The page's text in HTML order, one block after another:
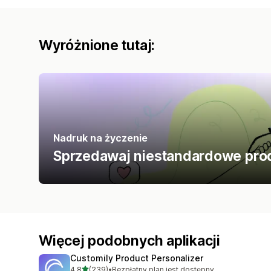
Wyróżnione tutaj:
Nadruk na życzenie
Sprzedawaj niestandardowe
Więcej podobnych aplikacji
Customily Product Personalizer
na 5 gwiazdek